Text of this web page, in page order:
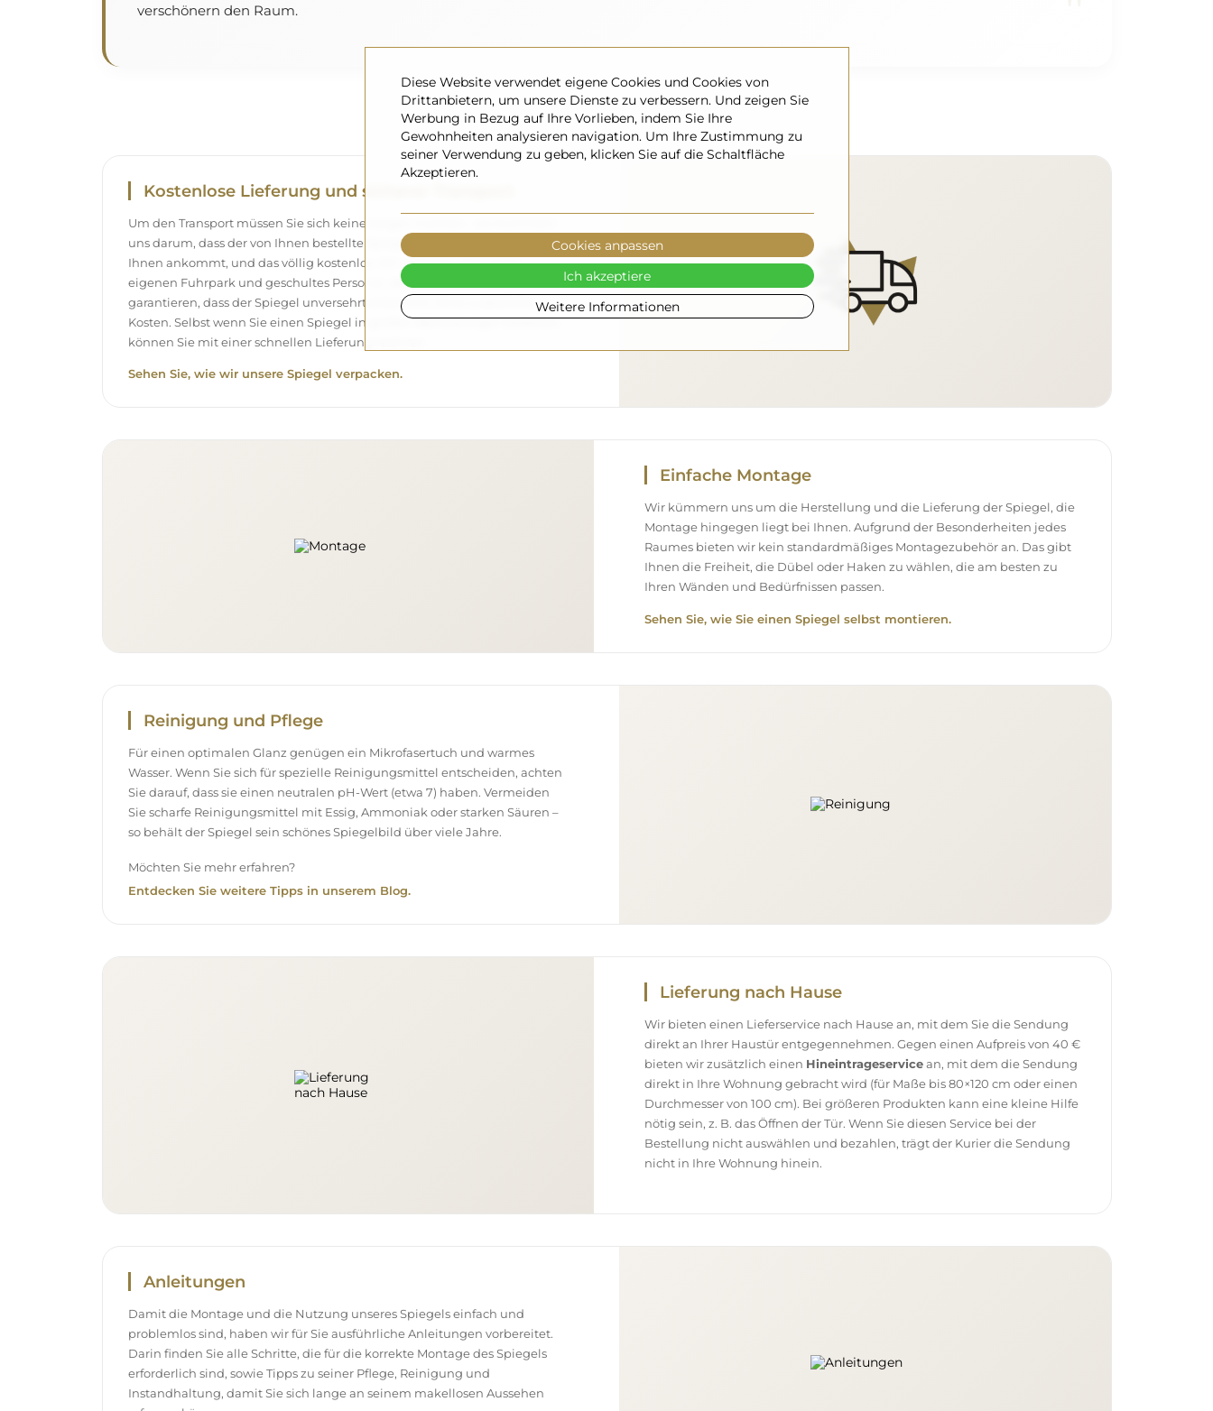
verschönern den Raum.
Kostenlose Lieferung und sicherer Transport
Um den Transport müssen Sie sich keine Sorgen machen – wir kümmern
uns darum, dass der von Ihnen bestellte Spiegel vollkommen sicher bei
Ihnen ankommt, und das völlig kostenlos. Wir verfügen über einen
eigenen Fuhrpark und geschultes Personal, deshalb können wir
garantieren, dass der Spiegel unversehrt ankommt, ohne zusätzliche
Kosten. Selbst wenn Sie einen Spiegel in großen Abmessungen bestellen,
können Sie mit einer schnellen Lieferung rechnen.
Sehen Sie, wie wir unsere Spiegel verpacken.
Einfache Montage
Wir kümmern uns um die Herstellung und die Lieferung der Spiegel, die
Montage hingegen liegt bei Ihnen. Aufgrund der Besonderheiten jedes
Raumes bieten wir kein standardmäßiges Montagezubehör an. Das gibt
Ihnen die Freiheit, die Dübel oder Haken zu wählen, die am besten zu
Ihren Wänden und Bedürfnissen passen.
Sehen Sie, wie Sie einen Spiegel selbst montieren.
Reinigung und Pflege
Für einen optimalen Glanz genügen ein Mikrofasertuch und warmes
Wasser. Wenn Sie sich für spezielle Reinigungsmittel entscheiden, achten
Sie darauf, dass sie einen neutralen pH-Wert (etwa 7) haben. Vermeiden
Sie scharfe Reinigungsmittel mit Essig, Ammoniak oder starken Säuren –
so behält der Spiegel sein schönes Spiegelbild über viele Jahre.
Möchten Sie mehr erfahren?
Entdecken Sie weitere Tipps in unserem Blog.
Lieferung nach Hause
Wir bieten einen Lieferservice nach Hause an, mit dem Sie die Sendung
direkt an Ihrer Haustür entgegennehmen. Gegen einen Aufpreis von 40 €
bieten wir zusätzlich einen Hineintrageservicean, mit dem die Sendung
direkt in Ihre Wohnung gebracht wird (für Maße bis 80×120 cm oder einen
Durchmesser von 100 cm). Bei größeren Produkten kann eine kleine Hilfe
nötig sein, z. B. das Öffnen der Tür. Wenn Sie diesen Service bei der
Bestellung nicht auswählen und bezahlen, trägt der Kurier die Sendung
nicht in Ihre Wohnung hinein.
Anleitungen
Damit die Montage und die Nutzung unseres Spiegels einfach und
problemlos sind, haben wir für Sie ausführliche Anleitungen vorbereitet.
Darin finden Sie alle Schritte, die für die korrekte Montage des Spiegels
erforderlich sind, sowie Tipps zu seiner Pflege, Reinigung und
Instandhaltung, damit Sie sich lange an seinem makellosen Aussehen
Diese Website verwendet eigene Cookies und Cookies von
Drittanbietern, um unsere Dienste zu verbessern. Und zeigen Sie
Werbung in Bezug auf Ihre Vorlieben, indem Sie Ihre
Gewohnheiten analysieren navigation. Um Ihre Zustimmung zu
seiner Verwendung zu geben, klicken Sie auf die Schaltfläche
Akzeptieren.
Weitere Informationen
Cookies anpassen
Ich akzeptiere